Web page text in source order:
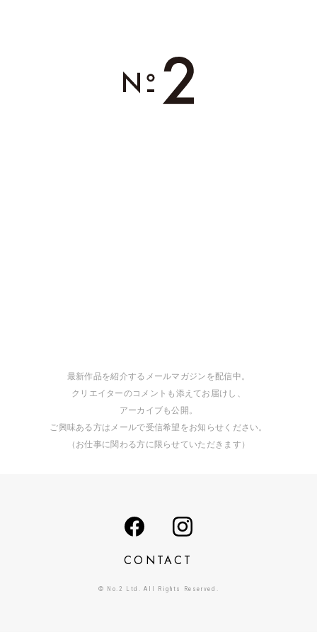
最新作品を紹介するメールマガジンを配信中。
クリエイターのコメントも添えてお届けし、
アーカイブも公開。
ご興味ある方はメールで受信希望をお知らせください。
（お仕事に関わる方に限らせていただきます）
CONTACT
© No.2 Ltd. All Rights Reserved.